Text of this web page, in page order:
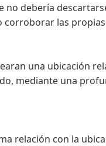
debería
las
una ubicación
mediante una
relación con la